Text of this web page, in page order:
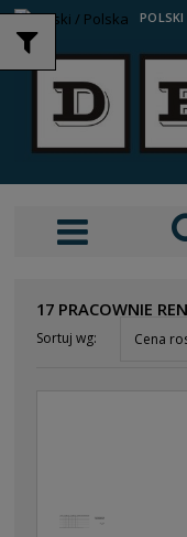
POLSKI
17 PRACOWNIE
Sortuj wg: Cena